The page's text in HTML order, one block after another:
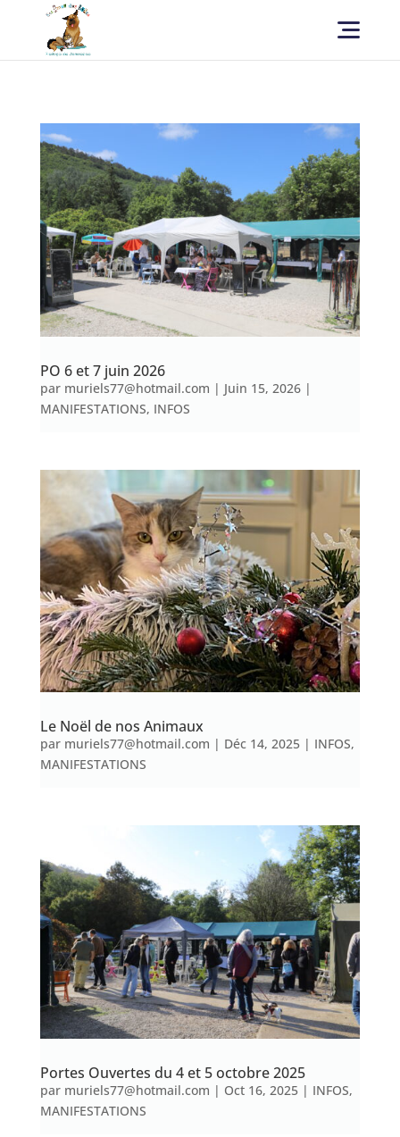
PO 6 et 7 juin 2026
par muriels77@hotmail.com | Juin 15, 2026|
MANIFESTATIONS, INFOS
Le Noël de nos Animaux
par muriels77@hotmail.com | Déc 14, 2025| INFOS,
MANIFESTATIONS
Portes Ouvertes du 4 et 5 octobre 2025
par muriels77@hotmail.com | Oct 16, 2025| INFOS,
MANIFESTATIONS